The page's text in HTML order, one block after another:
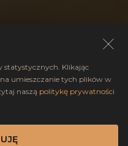
statystycznych. Klikając
umieszczanie tych plików w
naszą politykę prywatności